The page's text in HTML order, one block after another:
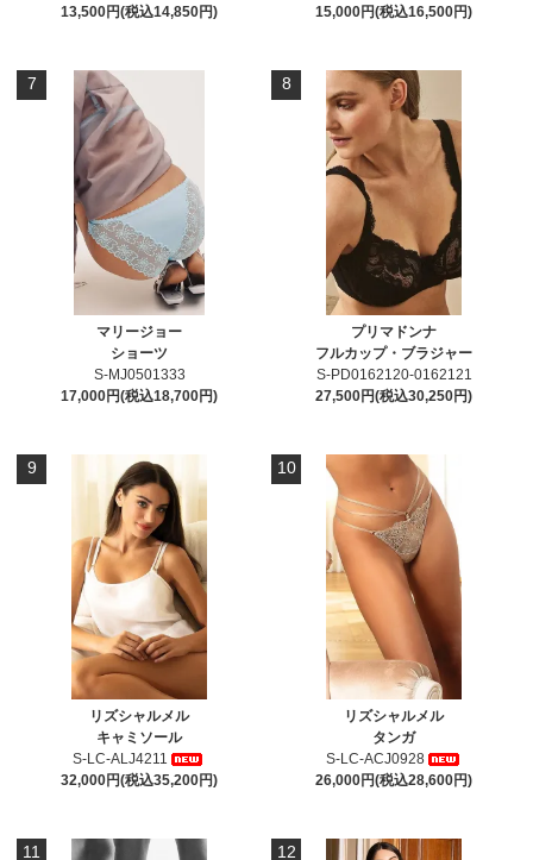
13,500円(税込14,850円)
15,000円(税込16,500円)
7
マリージョー
ショーツ
S-MJ0501333
17,000円(税込18,700円)
8
プリマドンナ
フルカップ・ブラジャー
S-PD0162120-0162121
27,500円(税込30,250円)
9
リズシャルメル
キャミソール
S-LC-ALJ4211
32,000円(税込35,200円)
10
リズシャルメル
タンガ
S-LC-ACJ0928
26,000円(税込28,600円)
11 12